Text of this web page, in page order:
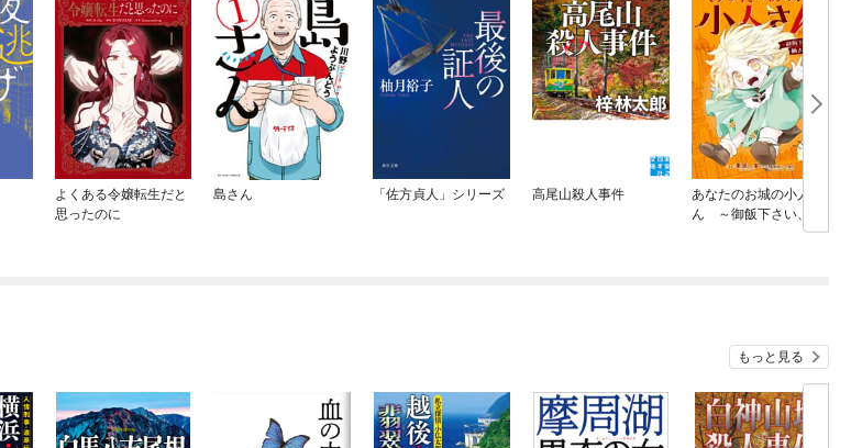
よくある令嬢転生だと
思ったのに
島さん 「佐方貞人」シリーズ 高尾山殺人事件
あなたのお城の小人さ
ん ～御飯下さい、働
きますっ～（コミッ
もっと見る